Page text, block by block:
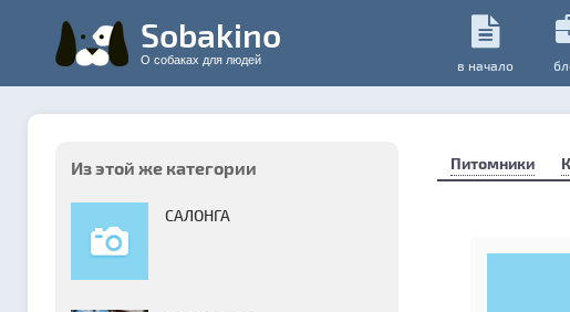
Sobakino
О собаках для людей в начало
Из этой же категории
САЛОНГА
Питомники